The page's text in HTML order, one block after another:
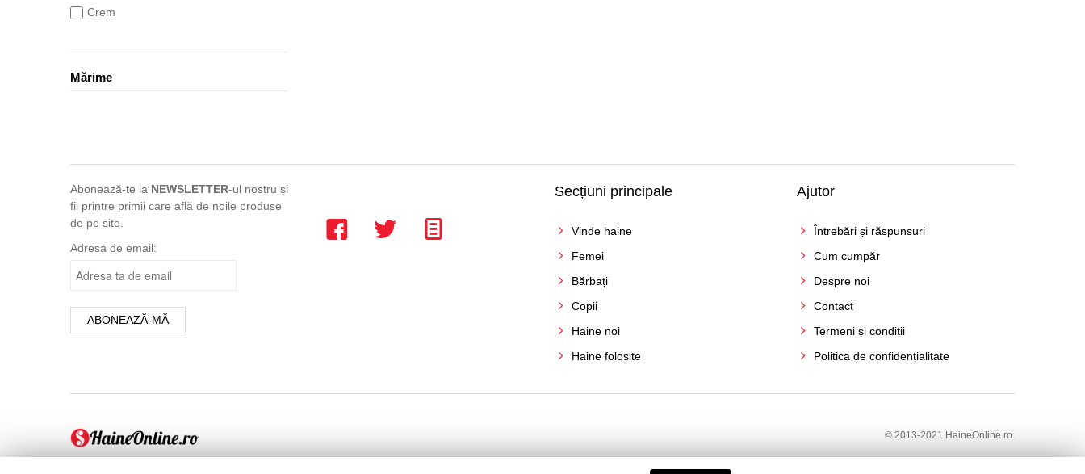
Crem
indigo
multicolor
Negru
Portocaliu
print
Roz
Vișiniu
Mărime
Abonează-te la NEWSLETTER-ul nostru și
fii printre primii care află de noile produse
de pe site.
Adresa de email:
Secțiuni principale
Vinde haine
Femei
Bărbați
Copii
Haine noi
Haine folosite
Ajutor
Întrebări și răspunsuri
Cum cumpăr
Despre noi
Contact
Termeni și condiții
Politica de confidențialitate
© 2013-2021 HaineOnline.ro.